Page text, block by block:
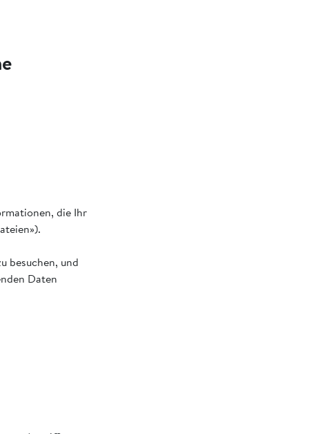
die Ihr
besuchen, und
Daten